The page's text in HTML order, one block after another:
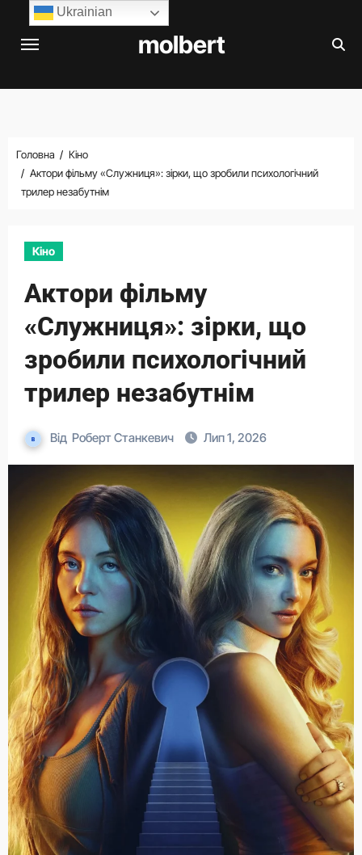
Перейти
molbert
Головна
Кіно
Актори фільму «Служниця»: зірки, що зробили психологічний
трилер незабутнім
Кіно
Актори фільму
«Служниця»: зірки, що
зробили психологічний
трилер незабутнім
Від Роберт Станкевич Лип 1, 2026
Ukrainian